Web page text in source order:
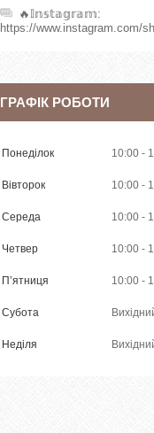
🔥𝕀𝕟𝕤𝕥𝕒𝕘𝕣𝕒𝕞
https://www.instagram.com/
ГРАФІК РОБОТИ
Понеділок 10:00
Вівторок 10:00
Середа 10:00
Четвер 10:00
Пʼятниця 10:00
Субота
Неділя